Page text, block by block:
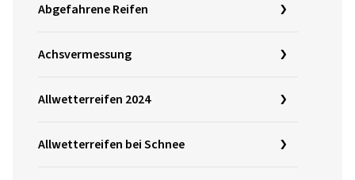
Abgefahrene Reifen
Achsvermessung
Allwetterreifen 2024
Allwetterreifen bei Schnee